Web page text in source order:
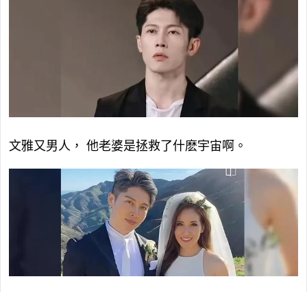
文雅又男人， 他老婆是拯救了什麽宇宙啊。